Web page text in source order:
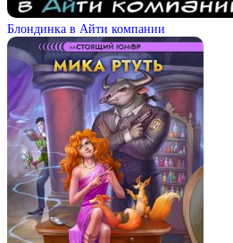
Блондинка в Айти компании